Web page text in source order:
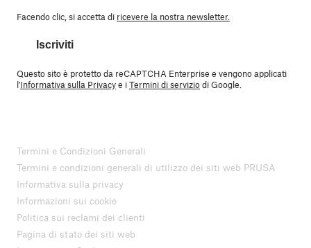
Facendo clic, si accetta di ricevere la nostra newsletter.
Iscriviti
Questo sito è protetto da reCAPTCHA Enterprise e vengono applicati
l'Informativa sulla Privacye iTermini di serviziodi Google.
Termini e Condizioni Generali
Termini e condizioni generali di utilizzo dei siti web PRUSA
Informativa sulla privacy
Informazioni sui cookie
Politica sui reclami dei clienti
Pagina di stato dei siti web